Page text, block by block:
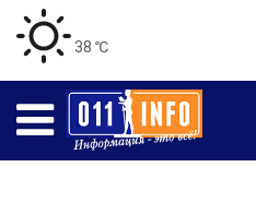
38 ℃